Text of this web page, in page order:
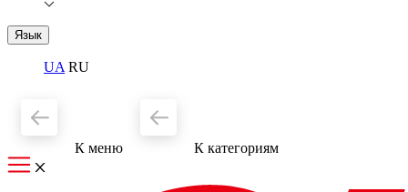
Язык
UA RU
К меню К категориям